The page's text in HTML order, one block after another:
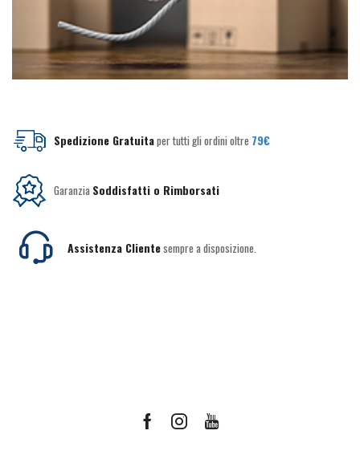
Spedizione Gratuitaper tutti gli ordini oltre 79€
Garanzia Soddisfatti o Rimborsati
Assistenza Clientesempre a disposizione.
FacebookInstagramYoutube